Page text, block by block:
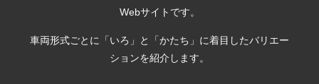
Webサイトです。
車両形式ごとに「いろ」と「かたち」に着目したバリエー
ションを紹介します。